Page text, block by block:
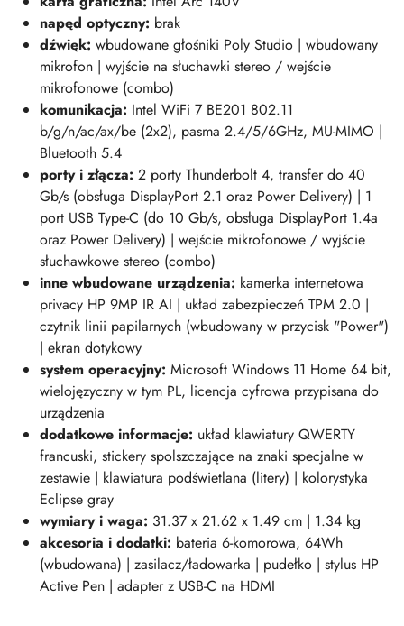
napęd optyczny: brak
dźwięk: wbudowane głośniki Poly Studio | wbudowany
mikrofon | wyjście na słuchawki stereo / wejście
mikrofonowe (combo)
komunikacja: Intel WiFi 7 BE201 802.11
b/g/n/ac/ax/be (2x2), pasma 2.4/5/6GHz, MU-MIMO |
Bluetooth 5.4
porty i złącza: 2 porty Thunderbolt 4, transfer do 40
Gb/s (obsługa DisplayPort 2.1 oraz Power Delivery) | 1
port USB Type-C (do 10 Gb/s, obsługa DisplayPort 1.4a
oraz Power Delivery) | wejście mikrofonowe / wyjście
słuchawkowe stereo (combo)
inne wbudowane urządzenia: kamerka internetowa
privacy HP 9MP IR AI | układ zabezpieczeń TPM 2.0 |
czytnik linii papilarnych (wbudowany w przycisk "Power")
| ekran dotykowy
system operacyjny: Microsoft Windows 11 Home 64 bit,
wielojęzyczny w tym PL, licencja cyfrowa przypisana do
urządzenia
dodatkowe informacje: układ klawiatury QWERTY
francuski, stickery spolszczające na znaki specjalne w
zestawie | klawiatura podświetlana (litery) | kolorystyka
Eclipse gray
wymiary i waga: 31.37 x 21.62 x 1.49 cm | 1.34 kg
akcesoria i dodatki: bateria 6-komorowa, 64Wh
(wbudowana) | zasilacz/ładowarka | pudełko | stylus HP
Active Pen | adapter z USB-C na HDMI